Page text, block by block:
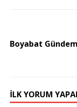
o
k
Boyabat
İLK YORUM